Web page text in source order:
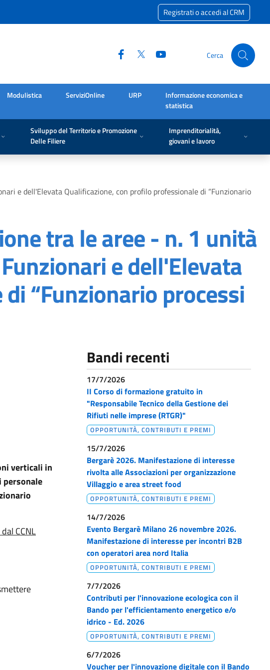
Registrati o accedi al CRM
Cerca
Modulistica ServiziOnline URP
Informazione economica e
statistica
Sviluppo del Territorio e Promozione
Delle Filiere
Imprenditorialità,
giovani e lavoro
e dell'Elevata Qualificazione, con profilo professionale di “Funzionario
tra le aree - n. 1 unità
e dell'Elevata
“Funzionario processi
verticali in
personale
CCNL
Bandi recenti
17/7/2026
II Corso di formazione gratuito in
"Responsabile Tecnico della Gestione dei
Rifiuti nelle imprese (RTGR)"
OPPORTUNITÀ, CONTRIBUTI E PREMI
15/7/2026
Bergarè 2026. Manifestazione di interesse
rivolta alle Associazioni per organizzazione
Villaggio e area street food
OPPORTUNITÀ, CONTRIBUTI E PREMI
14/7/2026
Evento Bergarè Milano 26 novembre 2026.
Manifestazione di interesse per incontri B2B
con operatori area nord Italia
OPPORTUNITÀ, CONTRIBUTI E PREMI
7/7/2026
Contributi per l'innovazione ecologica con il
Bando per l'efficientamento energetico e/o
idrico - Ed. 2026
OPPORTUNITÀ, CONTRIBUTI E PREMI
6/7/2026
Voucher per l'innovazione digitale con il Bando